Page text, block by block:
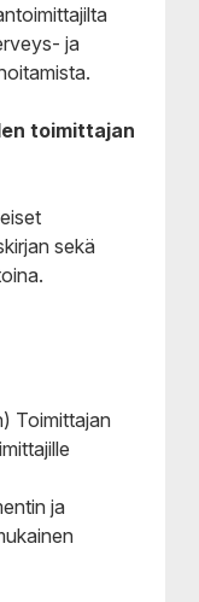
ja
toimittajan
sekä
Toimittajan
ja